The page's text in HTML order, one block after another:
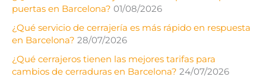
puertas en Barcelona? 01/08/2026
¿Qué servicio de cerrajería es más rápido en respuesta
en Barcelona? 28/07/2026
¿Qué cerrajeros tienen las mejores tarifas para
cambios de cerraduras en Barcelona? 24/07/2026